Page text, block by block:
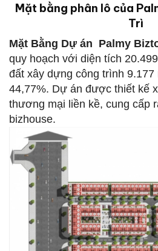
Mặt bằng phân lô của
Trì
Mặt Bằng Dự án Palmy
quy hoạch với diện tích
đất xây dựng công trình
44,77%. Dự án được thiết kế
thương mại liền kề, cung cấp
bizhouse.